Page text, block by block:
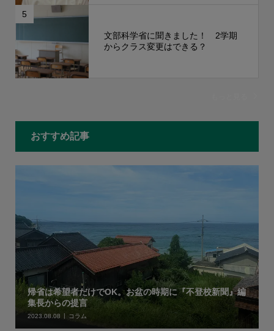
5
文部科学省に聞きました！ 2学期
からクラス変更はできる？
おすすめ記事
帰省は希望者だけでOK。お盆の時期に『不登校新聞』編
集長からの提言
2023.08.08 コラム